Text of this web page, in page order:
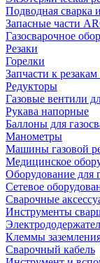
Подводная сварка
Запасные части
Газосварочное
Резаки
Горелки
Запчасти к
Редукторы
Газовые вентили
Рукава напорные
Баллоны для
Манометры
Машины газовой
Медицинское
Оборудование для
Сетевое
Сварочные
Инструменты
Клеммы
Сварочный кабель